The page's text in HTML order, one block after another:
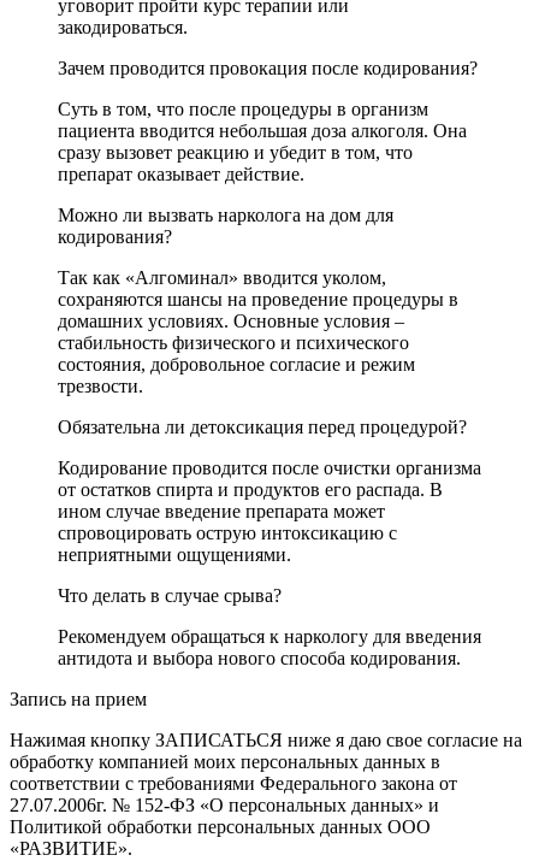
уговорит пройти курс терапии или
закодироваться.
Зачем проводится провокация после кодирования?
Суть в том, что после процедуры в организм
пациента вводится небольшая доза алкоголя. Она
сразу вызовет реакцию и убедит в том, что
препарат оказывает действие.
Можно ли вызвать нарколога на дом для
кодирования?
Так как «Алгоминал» вводится уколом,
сохраняются шансы на проведение процедуры в
домашних условиях. Основные условия –
стабильность физического и психического
состояния, добровольное согласие и режим
трезвости.
Обязательна ли детоксикация перед процедурой?
Кодирование проводится после очистки организма
от остатков спирта и продуктов его распада. В
ином случае введение препарата может
спровоцировать острую интоксикацию с
неприятными ощущениями.
Что делать в случае срыва?
Рекомендуем обращаться к наркологу для введения
антидота и выбора нового способа кодирования.
Запись на прием
Нажимая кнопку ЗАПИСАТЬСЯ ниже я даю свое согласие на
обработку компанией моих персональных данных в
соответствии с требованиями Федерального закона от
27.07.2006г. № 152-ФЗ «О персональных данных» и
Политикой обработки персональных данных ООО
«РАЗВИТИЕ».